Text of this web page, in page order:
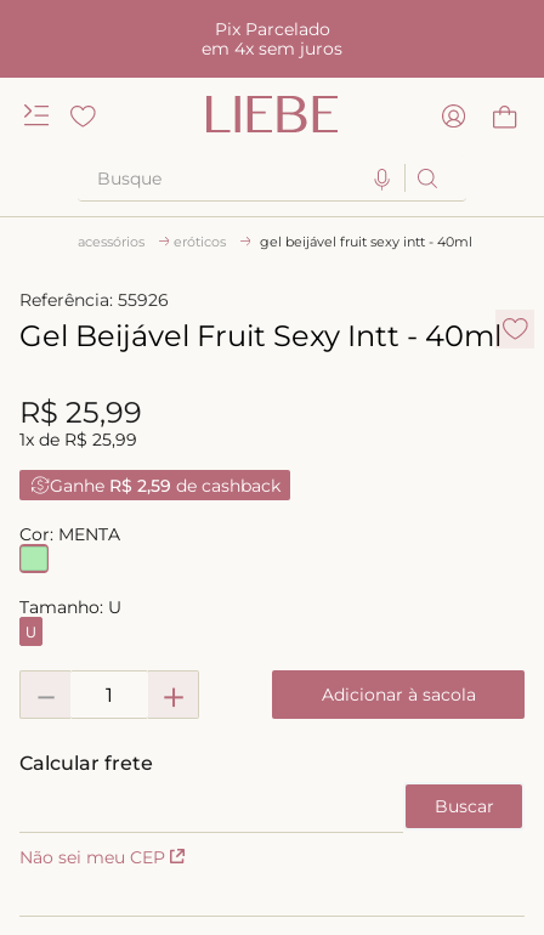
Pix Parcelado
em 4x sem juros
acessórios eróticos gel beijável fruit sexy intt - 40ml
Referência: 55926
Gel Beijável Fruit Sexy Intt - 40ml
R$ 25,99
1x de R$ 25,99
Ganhe R$ 2,59 de cashback
Cor: MENTA
Tamanho: U
U
＋
－ Adicionar à sacola
Não sei meu CEP
TERMOS MAIS BUSCADOS
calcinha renda
calcinha alta
anatomic
biquini
triangulo
short doll